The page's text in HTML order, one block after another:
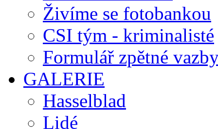
Živíme se fotobankou
CSI tým - kriminalisté
Formulář zpětné
GALERIE
Hasselblad
Lidé